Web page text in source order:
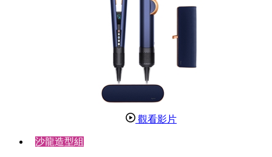
觀看影片
沙龍造型組